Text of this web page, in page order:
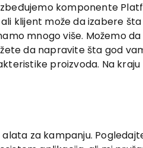
komponente
klijent može da izabere
mnogo više. Možemo
da napravite šta god
proizvoda. Na kraju
za kampanju.